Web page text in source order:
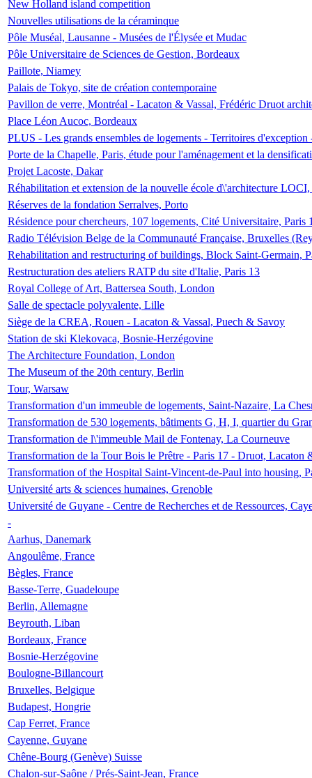
New Holland island competition
Nouvelles utilisations de la céraminque
Pôle Muséal, Lausanne - Musées de l'Élysée et Mudac
Pôle Universitaire de Sciences de Gestion, Bordeaux
Paillote, Niamey
Palais de Tokyo, site de création contemporaine
Pavillon de verre, Montréal - Lacaton & Vassal, Frédéric Druot
Place Léon Aucoc, Bordeaux
PLUS - Les grands ensembles de logements - Territoires
Porte de la Chapelle, Paris, étude pour l'aménagement et la
Projet Lacoste, Dakar
Réhabilitation et extension de la nouvelle école d\'architecture
Réserves de la fondation Serralves, Porto
Résidence pour chercheurs, 107 logements, Cité Universitaire, Paris
Radio Télévision Belge de la Communauté Française, Bruxelles
Rehabilitation and restructuring of buildings, Block Saint-Germain,
Restructuration des ateliers RATP du site d'Italie, Paris 13
Royal College of Art, Battersea South, London
Salle de spectacle polyvalente, Lille
Siège de la CREA, Rouen - Lacaton & Vassal, Puech & Savoy
Station de ski Klekovaca, Bosnie-Herzégovine
The Architecture Foundation, London
The Museum of the 20th century, Berlin
Tour, Warsaw
Transformation d'un immeuble de logements, Saint-Nazaire, La
Transformation de 530 logements, bâtiments G, H, I, quartier du
Transformation de l\'immeuble Mail de Fontenay, La Courneuve
Transformation de la Tour Bois le Prêtre - Paris 17 - Druot, Lacaton
Transformation of the Hospital Saint-Vincent-de-Paul into housing,
Université arts & sciences humaines, Grenoble
Université de Guyane - Centre de Recherches et de Ressources,
-
Aarhus, Danemark
Angoulême, France
Bègles, France
Basse-Terre, Guadeloupe
Berlin, Allemagne
Beyrouth, Liban
Bordeaux, France
Bosnie-Herzégovine
Boulogne-Billancourt
Bruxelles, Belgique
Budapest, Hongrie
Cap Ferret, France
Cayenne, Guyane
Chêne-Bourg (Genève) Suisse
Chalon-sur-Saône / Prés-Saint-Jean, France